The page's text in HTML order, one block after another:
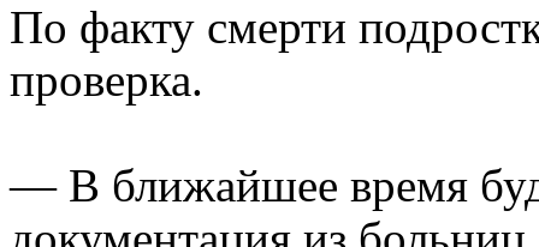
По факту смерти
проверка.
— В ближайшее время